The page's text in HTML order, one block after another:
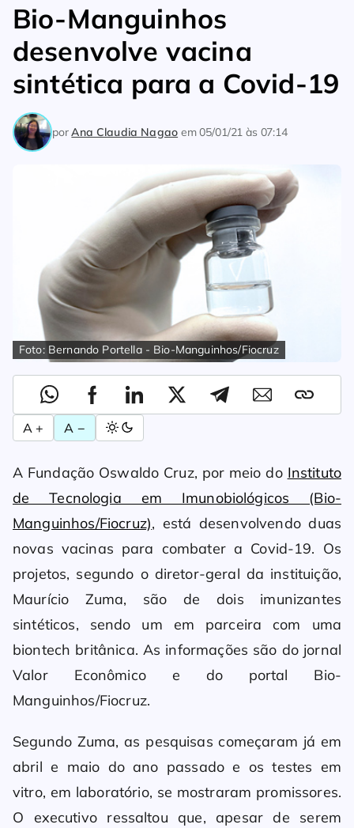
Bio-Manguinhos
desenvolve vacina
sintética para a Covid-19
porAna Claudia Nagao em05/01/21 às 07:14
Foto: Bernando Portella - Bio-Manguinhos/Fiocruz
A + A −
A Fundação Oswaldo Cruz, por meio do Instituto
de Tecnologia em Imunobiológicos (Bio-
Manguinhos/Fiocruz), está desenvolvendo duas
novas vacinas para combater a Covid-19. Os
projetos, segundo o diretor-geral da instituição,
Maurício Zuma, são de dois imunizantes
sintéticos, sendo um em parceira com uma
biontech britânica. As informações são do jornal
Valor Econômico e do portal Bio-
Manguinhos/Fiocruz.
Segundo Zuma, as pesquisas começaram já em
abril e maio do ano passado e os testes em
vitro, em laboratório, se mostraram promissores.
O executivo ressaltou que, apesar de serem